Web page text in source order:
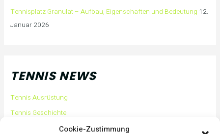
Cookie-Zustimmung
Tennisplatz Granulat – Aufbau, Eigenschaften und Bedeutung 12.
Januar 2026
TENNIS NEWS
Tennis Ausrüstung
Tennis Geschichte
Tennis Tipps und Tricks